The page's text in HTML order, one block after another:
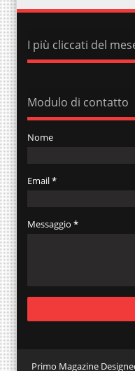
I più cliccati del
Modulo di contatto
Nome
Email*
Messaggio *
Primo Magazine